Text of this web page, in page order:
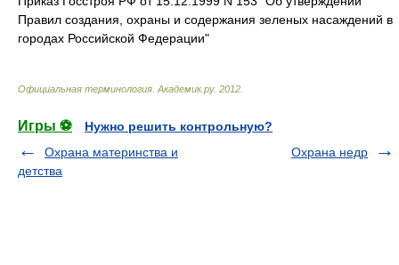
Правил создания, охраны и содержания зеленых насаждений в
городах Российской Федерации"
Официальная терминология Академик.ру. 2012
Игры ⚽
Нужно решить контрольную?
Охрана материнства и
детства
Охрана недр